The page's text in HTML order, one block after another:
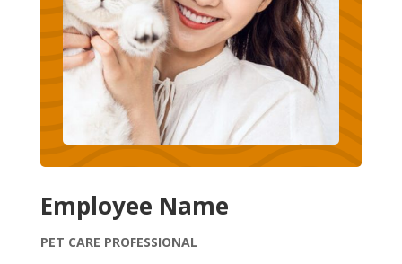
Employee Name
PET CARE PROFESSIONAL